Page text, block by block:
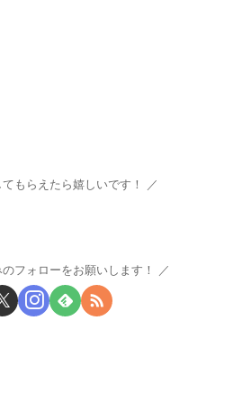
もらえたら嬉しいです！
フォローをお願いします！